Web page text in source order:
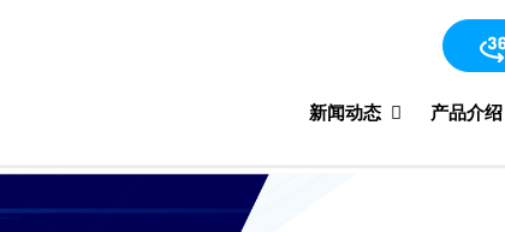
新闻动态 产品介绍